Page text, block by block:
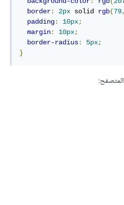
border: 2px solid rgb(79,
padding: 10px;
margin: 10px;
border-radius: 5px;
}